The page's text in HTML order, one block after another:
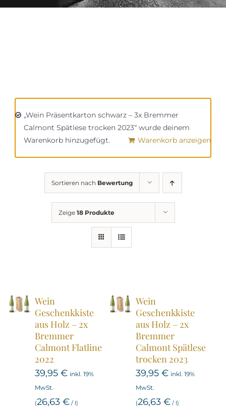
„Wein Präsentkarton schwarz – 3x Bremmer
Calmont Spätlese trocken 2023“ wurde deinem
Warenkorb hinzugefügt.
Warenkorb anzeigen
Sortieren nach Bewertung
Zeige 18 Produkte
Wein
Geschenkkiste
aus Holz – 2x
Bremmer
Calmont Flatline
2022
39,95 € inkl. 19%
MwSt.
(26,63 €/ l)
Wein
Geschenkkiste
aus Holz – 2x
Bremmer
Calmont Spätlese
trocken 2023
39,95 € inkl. 19%
MwSt.
(26,63 €/ l)